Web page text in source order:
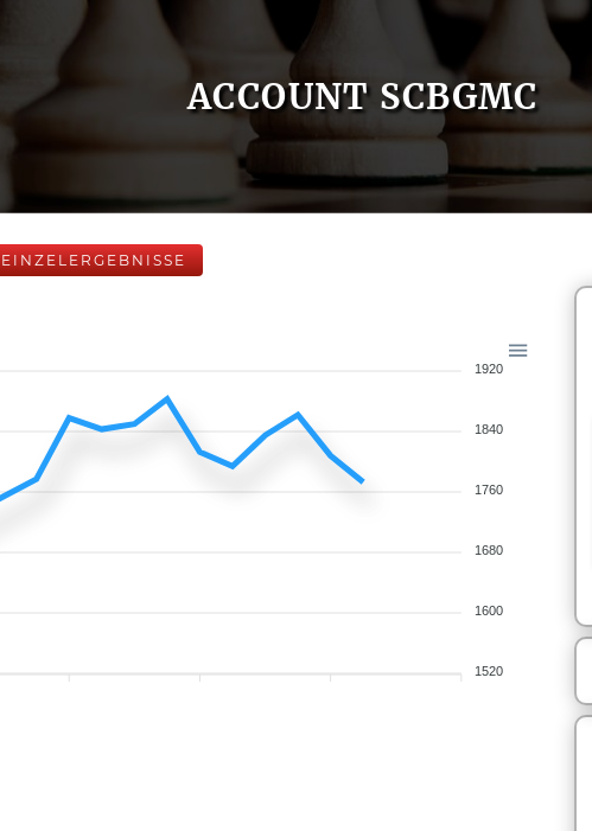
ACCOUNT SCBGMC
EINZELERGEBNISSE
1920
1840
1760
1680
1600
1520